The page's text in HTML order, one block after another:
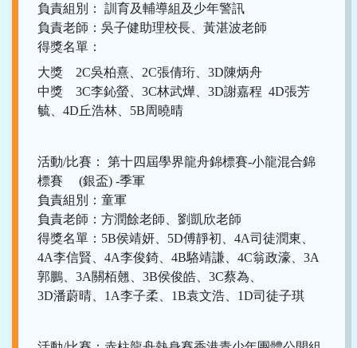
負責組別： 訓育及輔導組及少年警訊
負責老師：吳子健助理校長、黃湛波老師
得獎名單：
大獎 2C吳柏熹、2C張倩珩、3D陳炳舟
中獎 3C李鈊螢、3C林武燁、3D謝嘉程 4D張芳
毓、4D丘浩林、5B周曉晴
活動/比賽： 第十四屆學界龍舟錦標賽-小龍混合錦
標賽 (銀盃) -季軍
負責組別：童軍
負責老師：方潤餘老師、劉凱欣老師
得獎名單：5B侯靖妍、5D傅靜初、4A司徒潤東、
4A李信賢、4A李俊錡、4B駱靖謙、4C翁政濠、3A
郭鵬、3A關栢翹、3B侯俊皓、3C蔡為、
3D潘蔚晴、1A李子柔、1B袁文浩、1D司徒子琪